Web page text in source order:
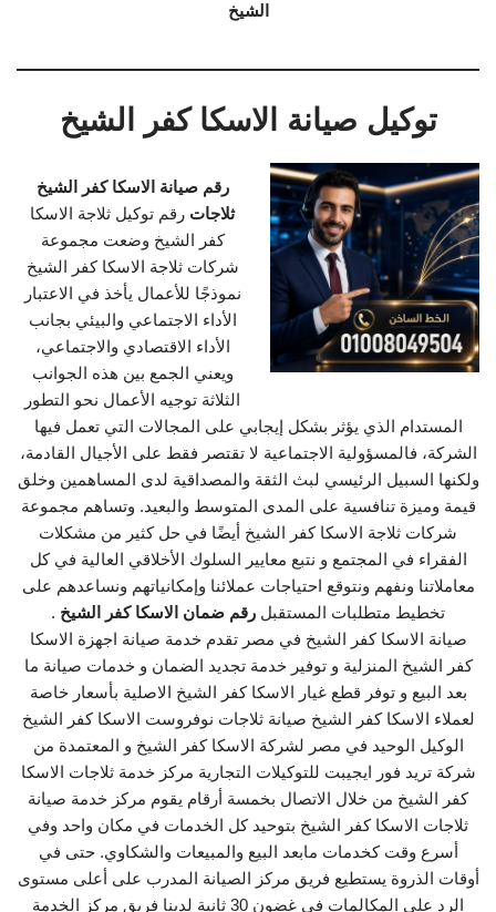
الشيخ
توكيل صيانة الاسكا كفر الشيخ
رقم صيانة الاسكا كفر الشيخ
ثلاجات رقم توكيل ثلاجة الاسكا
كفر الشيخ وضعت مجموعة
شركات ثلاجة الاسكا كفر الشيخ
نموذجًا للأعمال يأخذ في الاعتبار
الأداء الاجتماعي والبيئي بجانب
الأداء الاقتصادي والاجتماعي،
ويعني الجمع بين هذه الجوانب
الثلاثة توجيه الأعمال نحو التطور
المستدام الذي يؤثر بشكل إيجابي على المجالات التي تعمل فيها
الشركة، فالمسؤولية الاجتماعية لا تقتصر فقط على الأجيال القادمة،
ولكنها السبيل الرئيسي لبث الثقة والمصداقية لدى المساهمين وخلق
قيمة وميزة تنافسية على المدى المتوسط والبعيد. وتساهم مجموعة
شركات ثلاجة الاسكا كفر الشيخ أيضًا في حل كثير من مشكلات
الفقراء في المجتمع و نتبع معايير السلوك الأخلاقي العالية في كل
معاملاتنا ونفهم ونتوقع احتياجات عملائنا وإمكانياتهم ونساعدهم على
تخطيط متطلبات المستقبل رقم ضمان الاسكا كفر الشيخ .
صيانة الاسكا كفر الشيخ في مصر تقدم خدمة صيانة اجهزة الاسكا
كفر الشيخ المنزلية و توفير خدمة تجديد الضمان و خدمات صيانة ما
بعد البيع و توفر قطع غيار الاسكا كفر الشيخ الاصلية بأسعار خاصة
لعملاء الاسكا كفر الشيخ صيانة ثلاجات نوفروست الاسكا كفر الشيخ
الوكيل الوحيد في مصر لشركة الاسكا كفر الشيخ و المعتمدة من
شركة تريد فور ايجيبت للتوكيلات التجارية مركز خدمة ثلاجات الاسكا
كفر الشيخ من خلال الاتصال بخمسة أرقام يقوم مركز خدمة صيانة
ثلاجات الاسكا كفر الشيخ بتوحيد كل الخدمات في مكان واحد وفي
أسرع وقت كخدمات مابعد البيع والمبيعات والشكاوي. حتى في
أوقات الذروة يستطيع فريق مركز الصيانة المدرب على أعلى مستوى
الرد على المكالمات في غضون 30 ثانية لدينا فريق مركز الخدمة